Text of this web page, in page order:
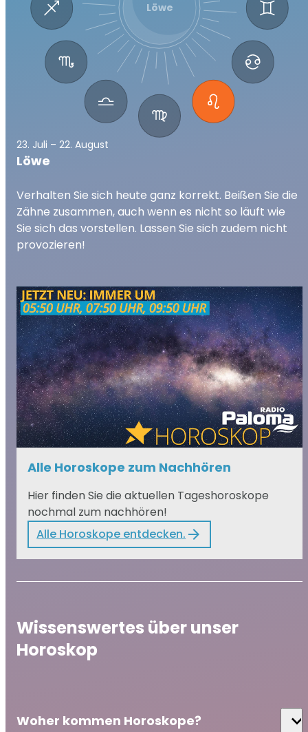
Löwe
23. Juli – 22. August
Löwe
Verhalten Sie sich heute ganz korrekt. Beißen Sie die
Zähne zusammen, auch wenn es nicht so läuft wie
Sie sich das vorstellen. Lassen Sie sich zudem nicht
provozieren!
Alle Horoskope zum Nachhören
Hier finden Sie die aktuellen Tageshoroskope
nochmal zum nachhören!
Alle Horoskope entdecken.
Wissenswertes über unser
Horoskop
expand_more
Woher kommen Horoskope?